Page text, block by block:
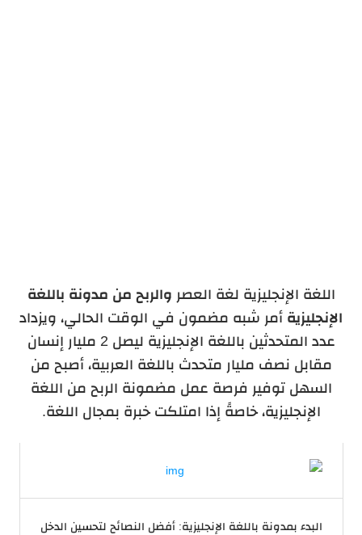
اللغة الإنجليزية لغة العصر والربح من مدونة باللغة
الإنجليزية أمر شبه مضمون في الوقت الحالي، ويزداد
عدد المتحدثين باللغة الإنجليزية ليصل 2 مليار إنسان
مقابل نصف مليار متحدث باللغة العربية، أصبح من
السهل توفير فرصة عمل مضمونة الربح من اللغة
الإنجليزية، خاصةً إذا امتلكت خبرة بمجال اللغة.
البدء بمدونة باللغة الإنجليزية: أفضل النصائح لتحسين الدخل